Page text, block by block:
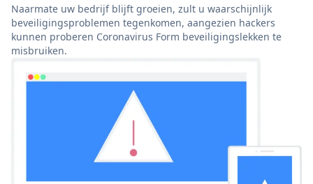
Naarmate uw bedrijf blijft groeien, zult u waarschijnlijk
beveiligingsproblemen tegenkomen, aangezien hackers
kunnen proberen Coronavirus Form beveiligingslekken te
misbruiken.